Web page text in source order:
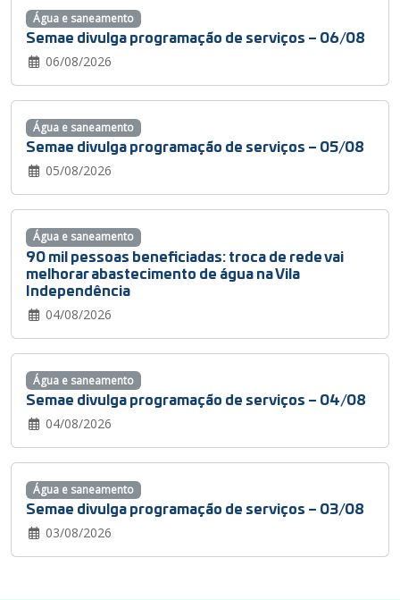
Semae divulga programação de serviços – 06/08
06/08/2026
Água e saneamento
Semae divulga programação de serviços – 05/08
05/08/2026
Água e saneamento
90 mil pessoas beneficiadas: troca de rede vai
melhorar abastecimento de água na Vila
Independência
04/08/2026
Água e saneamento
Semae divulga programação de serviços – 04/08
04/08/2026
Água e saneamento
Semae divulga programação de serviços – 03/08
03/08/2026
Água e saneamento